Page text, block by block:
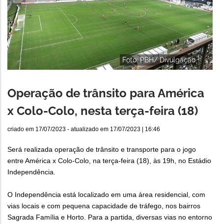
Foto: PBH/ Divulgação
Operação de trânsito para América
x Colo-Colo, nesta terça-feira (18)
criado em 17/07/2023 - atualizado em 17/07/2023 | 16:46
Será realizada operação de trânsito e transporte para o jogo
entre América x Colo-Colo, na terça-feira (18), às 19h, no Estádio
Independência.
O Independência está localizado em uma área residencial, com
vias locais e com pequena capacidade de tráfego, nos bairros
Sagrada Família e Horto. Para a partida, diversas vias no entorno